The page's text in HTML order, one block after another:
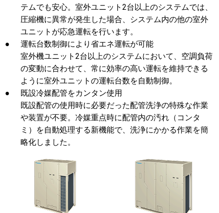
テムでも安心。室外ユニット2台以上のシステムでは、
圧縮機に異常が発生した場合、システム内の他の室外
ユニットが応急運転を行います。
●
運転台数制御により省エネ運転が可能
室外機ユニット2台以上のシステムにおいて、空調負荷
の変動に合わせて、常に効率の高い運転を維持できる
ように室外ユニットの運転台数を自動制御。
●
既設冷媒配管をカンタン使用
既設配管の使用時に必要だった配管洗浄の特殊な作業
や装置が不要。冷媒重点時に配管内の汚れ（コンタ
ミ）を自動処理する新機能で、洗浄にかかる作業を簡
略化しました。